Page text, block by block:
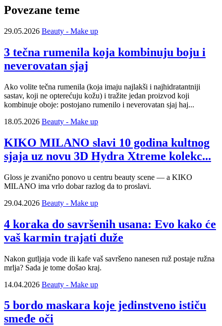
Povezane teme
29.05.2026 Beauty - Make up
3 tečna rumenila koja kombinuju boju i
neverovatan sjaj
Ako volite tečna rumenila (koja imaju najlakši i najhidratantniji
sastav, koji ne opterećuju kožu) i tražite jedan proizvod koji
kombinuje oboje: postojano rumenilo i neverovatan sjaj haj...
18.05.2026 Beauty - Make up
KIKO MILANO slavi 10 godina kultnog
sjaja uz novu 3D Hydra Xtreme kolekc...
Gloss je zvanično ponovo u centru beauty scene — a KIKO
MILANO ima vrlo dobar razlog da to proslavi.
29.04.2026 Beauty - Make up
4 koraka do savršenih usana: Evo kako će
vaš karmin trajati duže
Nakon gutljaja vode ili kafe vaš savršeno nanesen ruž postaje ružna
mrlja? Sada je tome došao kraj.
14.04.2026 Beauty - Make up
5 bordo maskara koje jedinstveno ističu
smeđe oči